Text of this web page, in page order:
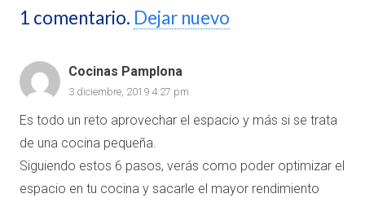
1 comentario. Dejar nuevo
Cocinas Pamplona
3 diciembre, 2019 4:27 pm
Es todo un reto aprovechar el espacio y más si se trata
de una cocina pequeña.
Siguiendo estos 6 pasos, verás como poder optimizar el
espacio en tu cocina y sacarle el mayor rendimiento